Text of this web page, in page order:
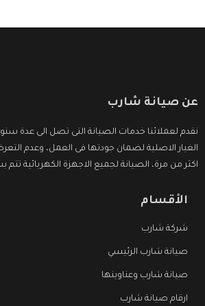
عن صيانة شارب
نقدم لعملائنا خدمات الصيانة التى تصل الى عدة
الغيار الاصلية لضمان جودتها فى العمل، وعدم
اكثر من مرة، الصيانة لجميع الاجهزة الكهربائية
الأقسام
شركة شارب
صيانة شارب الرئيسي
صيانة شارب وعناوينها
ارقام صيانة شارب